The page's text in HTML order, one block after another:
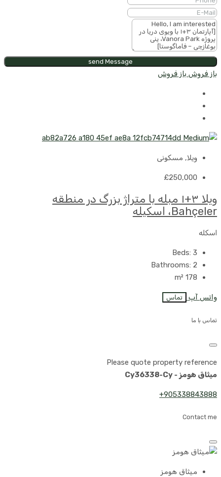
send Message
باز فروش باز فروش
ویلا, مسکونی
£250,000
ویلا ۳+۱ مبله با متراژ بزرگ در منطقه
Bahçeler، اسکیله
اسکله
Beds: 3
Bathrooms: 2
178
m²
واتس آپ تماس
تماس با ما
Please quote property reference
میثاق هومز - Cy36338-Cy
905338843888+
Contact me
میثاق هومز